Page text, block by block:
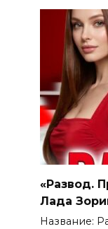
«Развод.
Лада
Название: